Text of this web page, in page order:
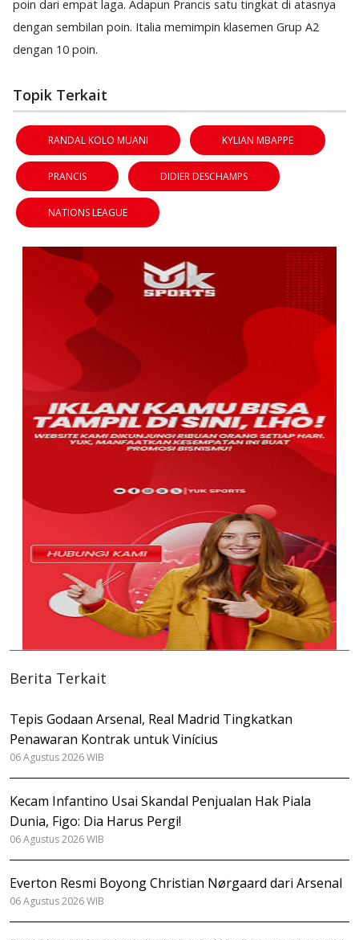
poin dari empat laga. Adapun Prancis satu tingkat di atasnya
dengan sembilan poin. Italia memimpin klasemen Grup A2
dengan 10 poin.
Topik Terkait
RANDAL KOLO MUANI KYLIAN MBAPPE
PRANCIS DIDIER DESCHAMPS
NATIONS LEAGUE
Berita Terkait
Tepis Godaan Arsenal, Real Madrid Tingkatkan
Penawaran Kontrak untuk Vinícius
06 Agustus 2026 WIB
Kecam Infantino Usai Skandal Penjualan Hak Piala
Dunia, Figo: Dia Harus Pergi!
06 Agustus 2026 WIB
Everton Resmi Boyong Christian Nørgaard dari Arsenal
06 Agustus 2026 WIB